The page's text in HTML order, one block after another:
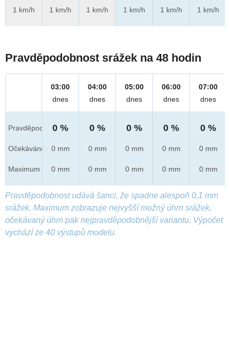
1 km/h
1 km/h
1 km/h
1 km/h
1 km/h
1 km/h
Pravděpodobnost srážek na 48 hodin
Pravděpod.
Očekáváno
Maximum
03:00
dnes
0 %
0 mm
0 mm
04:00
dnes
0 %
0 mm
0 mm
05:00
dnes
0 %
0 mm
0 mm
06:00
dnes
0 %
0 mm
0 mm
07:00
dnes
0 %
0 mm
0 mm
Pravděpodobnost udává šanci, že spadne alespoň 0,1 mm
srážek. Maximum zobrazuje nejvyšší možný úhrn srážek,
očekávaný úhrn pak nejpravděpodobnější variantu. Výpočet
vychází ze 40 výstupů modelu.